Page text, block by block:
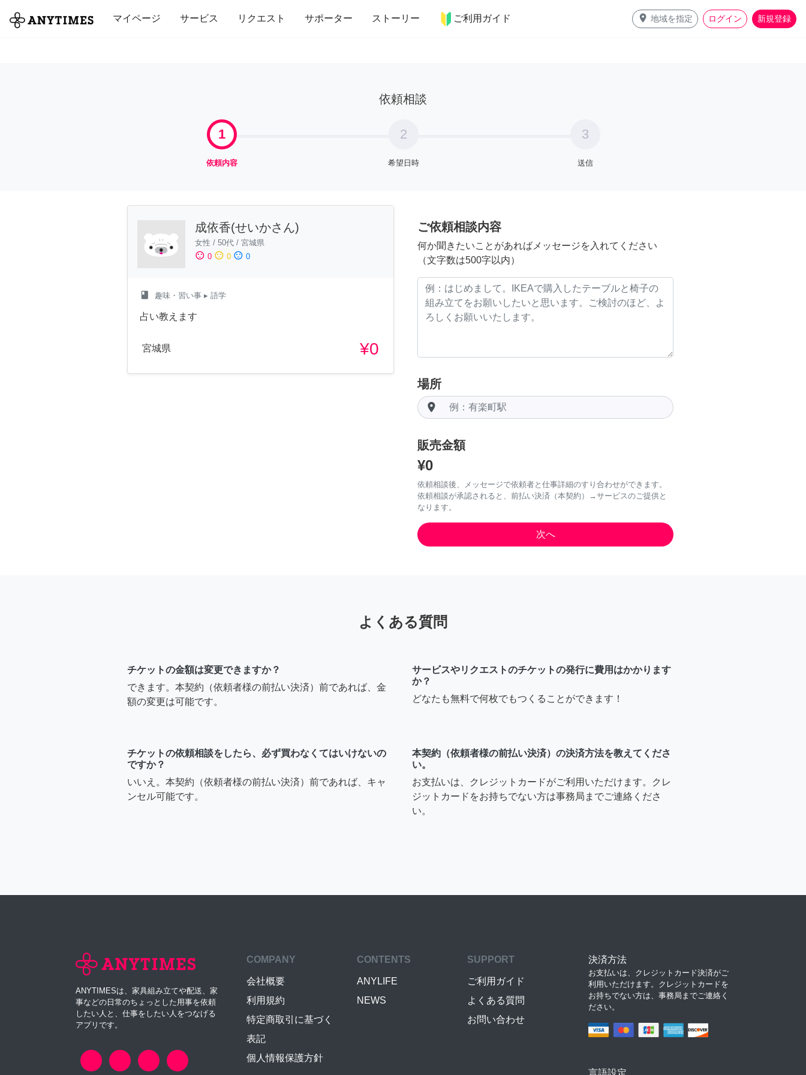
マイページ サービス リクエスト サポーター ストーリー ご利用ガイド place 地域を指定 ログイン 新規登録
全て 修理・組立 家事 引っ越し インテリア 趣味・習い事 ペット 料理
依頼相談
1
依頼内容
2
希望日時
3
送信
成依香(せいかさん)
女性 / 50代 / 宮城県
sentiment_satisfied 0 sentiment_neutral 0 sentiment_dissatisfied 0
class 趣味・習い事 ▸ 語学
占い教えます
宮城県 ¥0
ご依頼相談内容
何か聞きたいことがあればメッセージを入れてください
（文字数は500字以内）
場所
room
販売金額
¥0
依頼相談後、メッセージで依頼者と仕事詳細のすり合わせができます。
依頼相談が承認されると、前払い決済（本契約）→サービスのご提供と
なります。
よくある質問
チケットの金額は変更できますか？
できます。本契約（依頼者様の前払い決済）前であれば、金
額の変更は可能です。
サービスやリクエストのチケットの発行に費用はかかります
か？
どなたも無料で何枚でもつくることができます！
チケットの依頼相談をしたら、必ず買わなくてはいけないの
ですか？
いいえ。本契約（依頼者様の前払い決済）前であれば、キャ
ンセル可能です。
本契約（依頼者様の前払い決済）の決済方法を教えてくださ
い。
お支払いは、クレジットカードがご利用いただけます。クレ
ジットカードをお持ちでない方は事務局までご連絡くださ
い。
ANYTIMESは、家具組み立てや配送、家
事などの日常のちょっとした用事を依頼
したい人と、仕事をしたい人をつなげる
アプリです。
COMPANY
会社概要
利用規約
特定商取引に基づく
表記
個人情報保護方針
CONTENTS
ANYLIFE
NEWS
SUPPORT
ご利用ガイド
よくある質問
お問い合わせ
決済方法
お支払いは、クレジットカード決済がご
利用いただけます。クレジットカードを
お持ちでない方は、事務局までご連絡く
ださい。
言語設定